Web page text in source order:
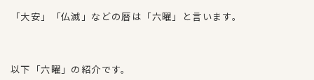
「大安」「仏滅」などの暦は「六曜」と言います。
以下「六曜」の紹介です。